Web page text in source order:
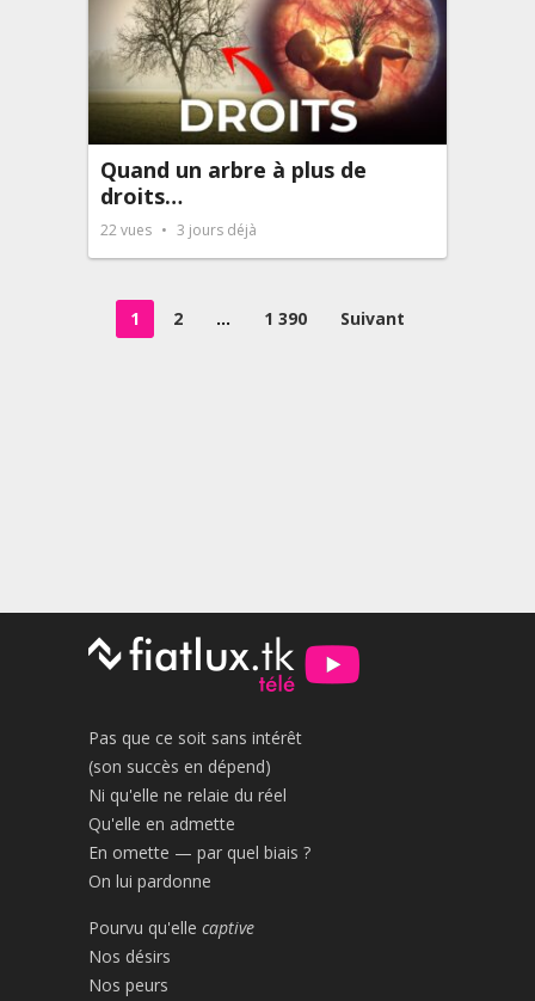
Quand un arbre à plus de
droits…
22vues 3 jours déjà
1 2 … 1 390 Suivant
Pas que ce soit sans intérêt
(son succès en dépend)
Ni qu'elle ne relaie du réel
Qu'elle en admette
En omette — par quel biais ?
On lui pardonne
Pourvu qu'elle captive
Nos désirs
Nos peurs